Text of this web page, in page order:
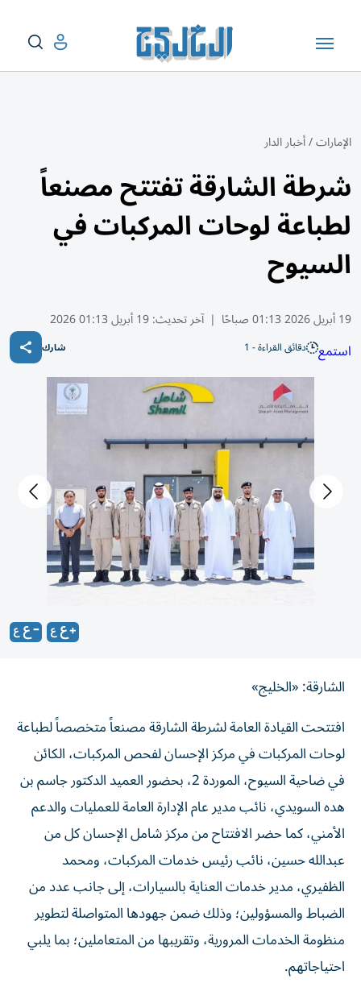
الإمارات/أخبار الدار
شرطة الشارقة تفتتح مصنعاً
لطباعة لوحات المركبات في
السيوح
19 أبريل 2026 01:13 صباحًا | آخر تحديث:19 أبريل 01:13 2026
استمع دقائق القراءة - 1 شارك
الشارقة: «الخليج»
افتتحت القيادة العامة لشرطة الشارقة مصنعاً متخصصاً لطباعة
لوحات المركبات في مركز الإحسان لفحص المركبات، الكائن
في ضاحية السيوح، الموردة 2، بحضور العميد الدكتور جاسم بن
هده السويدي، نائب مدير عام الإدارة العامة للعمليات والدعم
الأمني، كما حضر الافتتاح من مركز شامل الإحسان كل من
عبدالله حسين، نائب رئيس خدمات المركبات، ومحمد
الظفيري، مدير خدمات العناية بالسيارات، إلى جانب عدد من
الضباط والمسؤولين؛ وذلك ضمن جهودها المتواصلة لتطوير
منظومة الخدمات المرورية، وتقريبها من المتعاملين؛ بما يلبي
احتياجاتهم.